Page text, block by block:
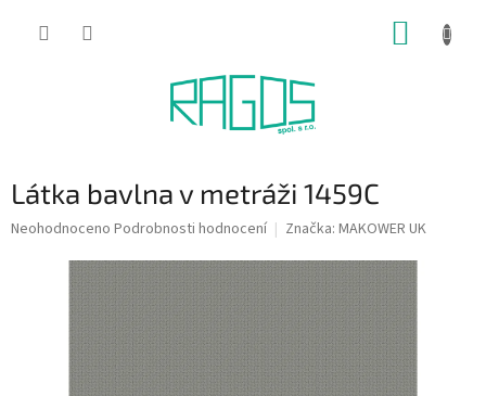
Látka bavlna v metráži 1459C
Průměrné
Neohodnoceno Podrobnosti hodnocení Značka: MAKOWER UK